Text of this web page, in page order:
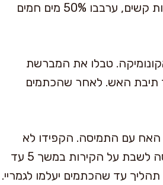
ליטר מים בדלי. אם אתם מעדיפים להשתמש בכימיקלים פחות קשים, ערבבו 50% מים חמים
טבלו את המברשת
תיבת האש. לאחר שהכתמים
עם התמיסה. הקפידו לא
לרסס אותו על משטחי עץ שנמצאים מסביב לאח. תנו לתמיסה לשבת על הקירות במשך 5 עד
עד שהכתמים יעלמו לגמריי.